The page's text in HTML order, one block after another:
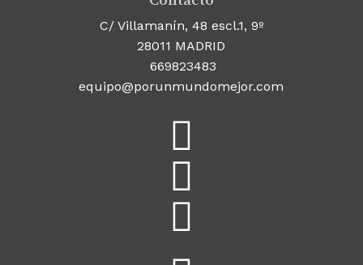
C/ Villamanín, 48 escl.1, 9º
28011 MADRID
669823483
equipo@porunmundomejor.com